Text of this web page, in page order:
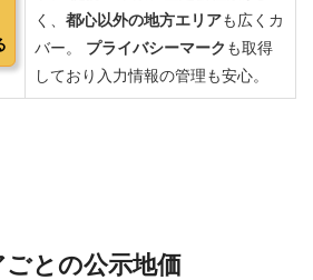
との公示地価